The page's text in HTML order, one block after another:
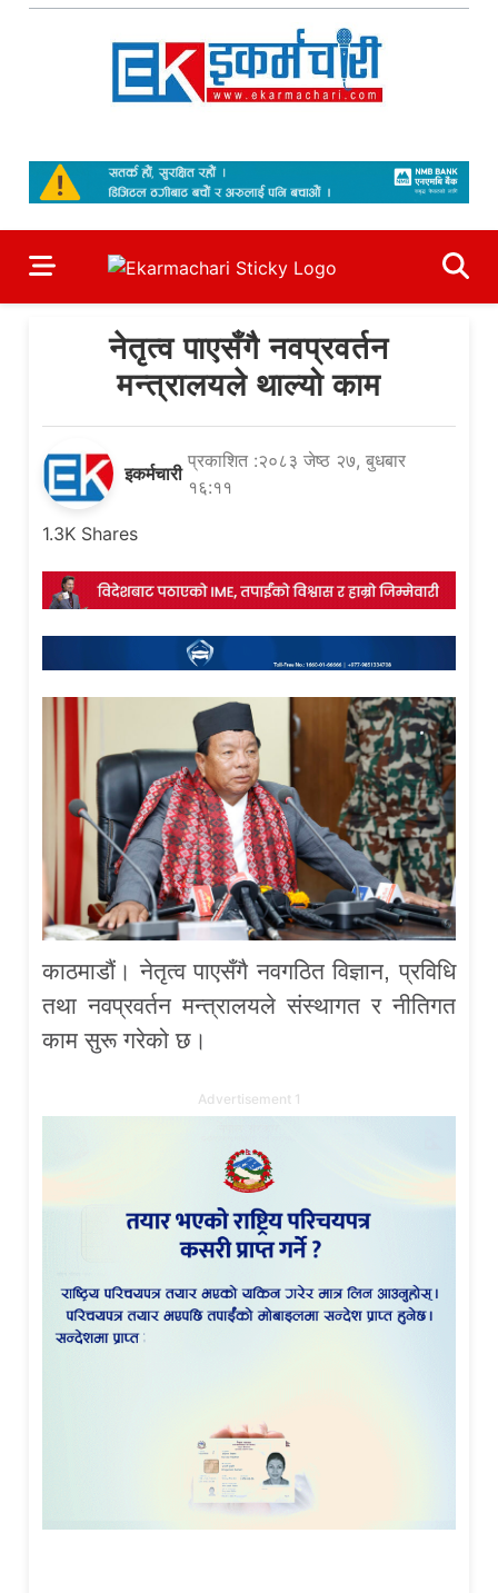
Skip
नेतृत्व पाएसँगै नवप्रवर्तन
मन्त्रालयले थाल्यो काम
इकर्मचारी
प्रकाशित :२०८३ जेष्ठ २७, बुधबार
१६:११
1.3K Shares
काठमाडौं। नेतृत्व पाएसँगै नवगठित विज्ञान, प्रविधि
तथा नवप्रवर्तन मन्त्रालयले संस्थागत र नीतिगत
काम सुरू गरेको छ।
Advertisement 1